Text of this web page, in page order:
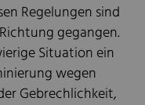
Regelungen sind
gegangen.
Situation ein
wegen
Gebrechlichkeit,